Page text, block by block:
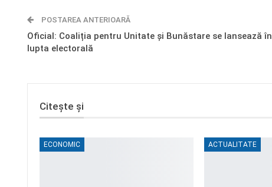
POSTAREA ANTERIOARĂ
Oficial: Coaliția pentru Unitate și Bunăstare se lansează în
lupta electorală
Citește și
ECONOMIC ACTUALITATE